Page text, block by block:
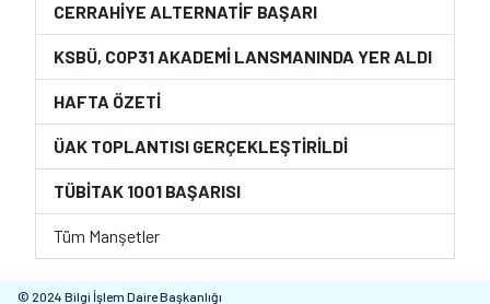
CERRAHİYE ALTERNATİF BAŞARI
KSBÜ, COP31 AKADEMİ LANSMANINDA YER ALDI
HAFTA ÖZETİ
ÜAK TOPLANTISI GERÇEKLEŞTİRİLDİ
TÜBİTAK 1001 BAŞARISI
Tüm Manşetler
© 2024 Bilgi İşlem Daire Başkanlığı